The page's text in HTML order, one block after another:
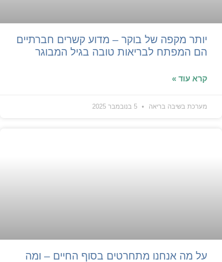
יותר מקפה של בוקר – מדוע קשרים חברתיים
הם המפתח לבריאות טובה בגיל המבוגר
קרא עוד »
מערכת בשיבה בריאה
על מה אנחנו מתחרטים בסוף החיים – ומה